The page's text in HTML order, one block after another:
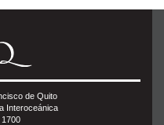
de Quito
Interoceánica